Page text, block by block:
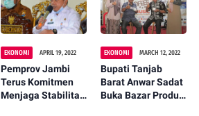
EKONOMI APRIL 19, 2022
Pemprov Jambi
Terus Komitmen
Menjaga Stabilitas
EKONOMI MARCH 12, 2022
Bupati Tanjab
Barat Anwar Sadat
Buka Bazar Produk